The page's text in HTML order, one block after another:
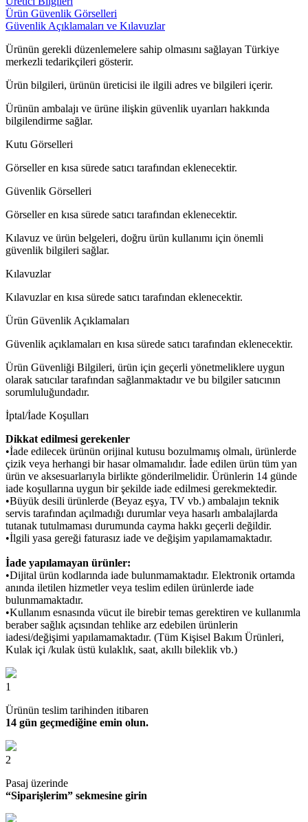
Ürün Güvenlik Görselleri
Güvenlik Açıklamaları ve Kılavuzlar
Ürünün gerekli düzenlemelere sahip olmasını sağlayan Türkiye
merkezli tedarikçileri gösterir.
Ürün bilgileri, ürünün üreticisi ile ilgili adres ve bilgileri içerir.
Ürünün ambalajı ve ürüne ilişkin güvenlik uyarıları hakkında
bilgilendirme sağlar.
Kutu Görselleri
Görseller en kısa sürede satıcı tarafından eklenecektir.
Güvenlik Görselleri
Görseller en kısa sürede satıcı tarafından eklenecektir.
Kılavuz ve ürün belgeleri, doğru ürün kullanımı için önemli
güvenlik bilgileri sağlar.
Kılavuzlar
Kılavuzlar en kısa sürede satıcı tarafından eklenecektir.
Ürün Güvenlik Açıklamaları
Güvenlik açıklamaları en kısa sürede satıcı tarafından eklenecektir.
Ürün Güvenliği Bilgileri, ürün için geçerli yönetmeliklere uygun
olarak satıcılar tarafından sağlanmaktadır ve bu bilgiler satıcının
sorumluluğundadır.
İptal/İade Koşulları
Dikkat edilmesi gerekenler
•İade edilecek ürünün orijinal kutusu bozulmamış olmalı, ürünlerde
çizik veya herhangi bir hasar olmamalıdır. İade edilen ürün tüm yan
ürün ve aksesuarlarıyla birlikte gönderilmelidir. Ürünlerin 14 günde
iade koşullarına uygun bir şekilde iade edilmesi gerekmektedir.
•Büyük desili ürünlerde (Beyaz eşya, TV vb.) ambalajın teknik
servis tarafından açılmadığı durumlar veya hasarlı ambalajlarda
tutanak tutulmaması durumunda cayma hakkı geçerli değildir.
•İlgili yasa gereği faturasız iade ve değişim yapılamamaktadır.
İade yapılamayan ürünler:
•Dijital ürün kodlarında iade bulunmamaktadır. Elektronik ortamda
anında iletilen hizmetler veya teslim edilen ürünlerde iade
bulunmamaktadır.
•Kullanım esnasında vücut ile birebir temas gerektiren ve kullanımla
beraber sağlık açısından tehlike arz edebilen ürünlerin
iadesi/değişimi yapılamamaktadır. (Tüm Kişisel Bakım Ürünleri,
Kulak içi /kulak üstü kulaklık, saat, akıllı bileklik vb.)
1
Ürünün teslim tarihinden itibaren
14 gün geçmediğine emin olun.
2
Pasaj üzerinde
“Siparişlerim” sekmesine girin